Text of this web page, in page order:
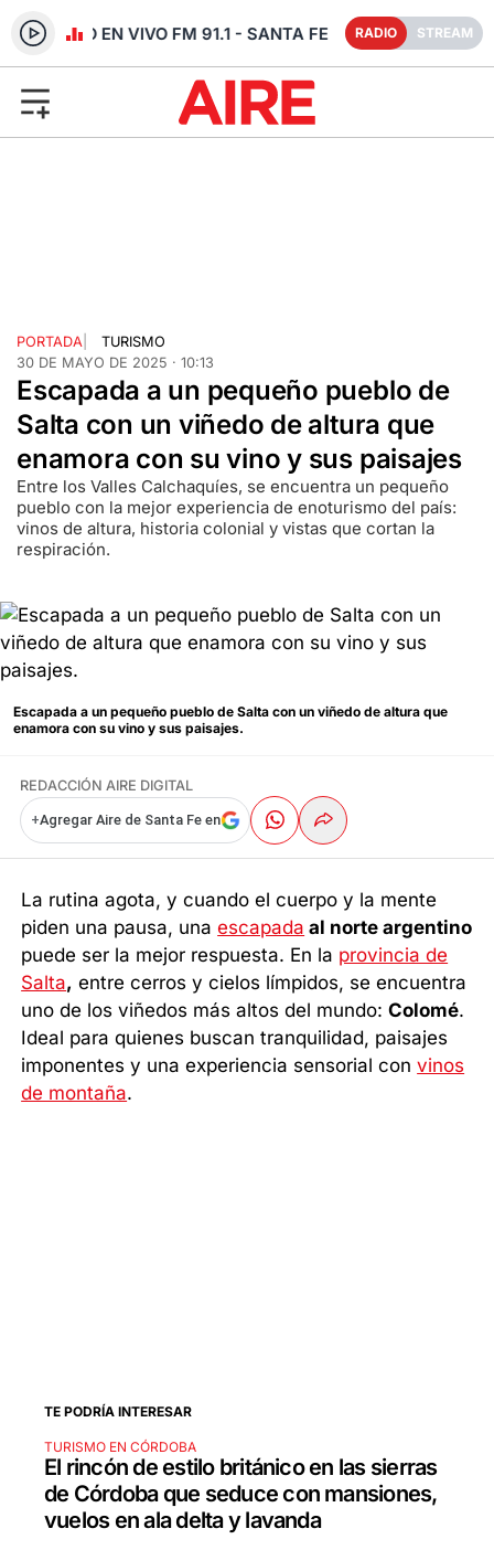
RADIO EN VIVO FM 91.1 - SANTA FE RADIO STREAM
PORTADA
TURISMO
30 DE MAYO DE 2025 · 10:13
Escapada a un pequeño pueblo de
Salta con un viñedo de altura que
enamora con su vino y sus paisajes
Entre los Valles Calchaquíes, se encuentra un pequeño
pueblo con la mejor experiencia de enoturismo del país:
vinos de altura, historia colonial y vistas que cortan la
respiración.
Escapada a un pequeño pueblo de Salta con un viñedo de altura que
enamora con su vino y sus paisajes.
REDACCIÓN AIRE DIGITAL
+Agregar Aire de Santa Fe en
La rutina agota, y cuando el cuerpo y la mente
piden una pausa, unaescapada al norte argentino
puede ser la mejor respuesta. En la provincia de
Salta, entre cerros y cielos límpidos, se encuentra
uno de los viñedos más altos del mundo:Colomé.
Ideal para quienes buscan tranquilidad, paisajes
imponentes y una experiencia sensorial convinos
de montaña.
TE PODRÍA INTERESAR
TURISMO EN CÓRDOBA
El rincón de estilo británico en las sierras
de Córdoba que seduce con mansiones,
vuelos en ala delta y lavanda